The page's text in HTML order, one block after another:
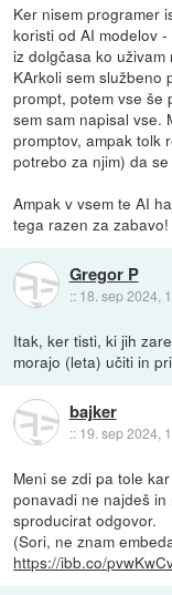
Ker nisem programer
koristi od AI modelov
iz dolgčasa ko uživam
KArkoli sem službeno
prompt, potem vse še
sem sam napisal vse.
promptov, ampak tolk
potrebo za njim) da
Ampak v vsem te AI
tega razen za zabavo!
Gregor P
:: 18. sep 2024,
Itak, ker tisti, ki jih
morajo (leta) učiti in
bajker
:: 19. sep 2024,
Meni se zdi pa tole
ponavadi ne najdeš
sproducirat odgovor.
(Sori, ne znam
https://ibb.co/